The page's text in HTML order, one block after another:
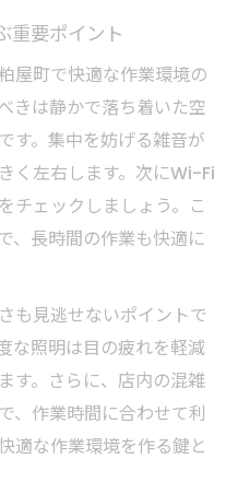
重要ポイント
屋町で快適な作業環境の
きは静かで落ち着いた空
す。集中を妨げる雑音が
く左右します。次にWi-Fi
チェックしましょう。こ
、長時間の作業も快適に
も見逃せないポイントで
な照明は目の疲れを軽減
す。さらに、店内の混雑
、作業時間に合わせて利
適な作業環境を作る鍵と